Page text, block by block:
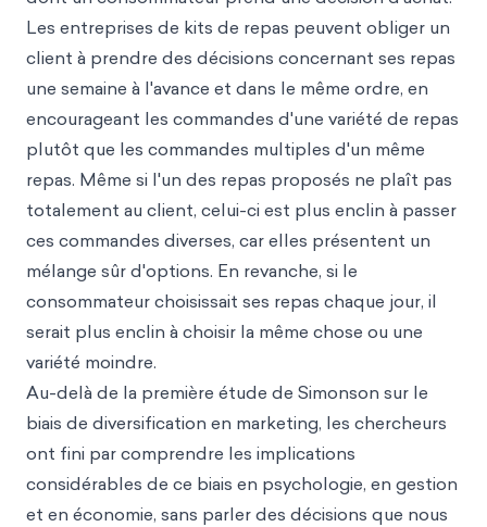
Les entreprises de kits de repas peuvent obliger un
client à prendre des décisions concernant ses repas
une semaine à l'avance et dans le même ordre, en
encourageant les commandes d'une variété de repas
plutôt que les commandes multiples d'un même
repas. Même si l'un des repas proposés ne plaît pas
totalement au client, celui-ci est plus enclin à passer
ces commandes diverses, car elles présentent un
mélange sûr d'options. En revanche, si le
consommateur choisissait ses repas chaque jour, il
serait plus enclin à choisir la même chose ou une
variété moindre.
Au-delà de la première étude de Simonson sur le
biais de diversification en marketing, les chercheurs
ont fini par comprendre les implications
considérables de ce biais en psychologie, en gestion
et en économie, sans parler des décisions que nous